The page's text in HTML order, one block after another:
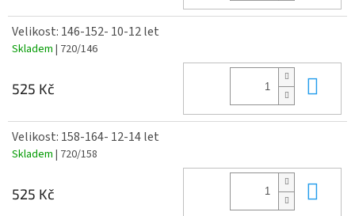
Velikost: 146-152- 10-12 let
Skladem | 720/146
525 Kč
Velikost: 158-164- 12-14 let
Skladem | 720/158
525 Kč